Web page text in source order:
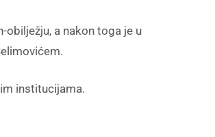
a nakon toga je u
institucijama.